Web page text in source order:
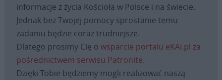
informacje z życia Kościoła w Polsce i na świecie.
Jednak bez Twojej pomocy sprostanie temu
zadaniu będzie coraz trudniejsze.
Dlatego prosimy Cię o wsparcie portalu eKAI.pl za
pośrednictwem serwisu Patronite.
Dzięki Tobie będziemy mogli realizować naszą